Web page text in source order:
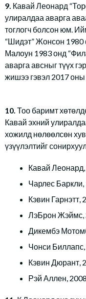
9. Кавай Леонард
улиралдаа аварга
тоглогч болсон юм.
“Шидэт” Жонсон 1980
Малоун 1983 онд
аварга авсныг түүх
жишээ гэвэл 2017
10. Тоо баримт
Кавай эхний
хожилд нөлөөлсөн
үзүүлэлтийг
Кавай
Чарлес
Кэвин Гарнэтт,
ЛэБрон Жэймс,
Дикембэ
Чонси Биллапс,
Кэвин Дюрант,
Рэй Аллен,